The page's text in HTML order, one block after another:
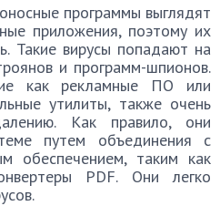
программы выглядят
приложения, поэтому их
Такие вирусы попадают на
и программ-шпионов.
как рекламные ПО или
утилиты, также очень
Как правило, они
путем объединения с
обеспечением, таким как
PDF. Они легко